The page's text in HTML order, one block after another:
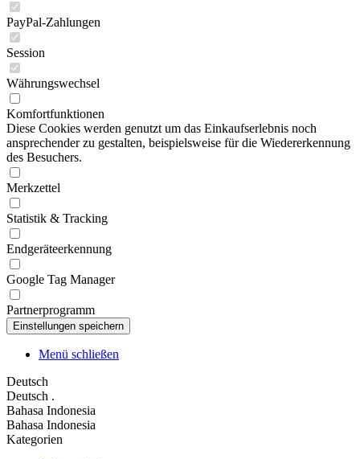
PayPal-Zahlungen
Session
Währungswechsel
Komfortfunktionen
Diese Cookies werden genutzt um das Einkaufserlebnis noch
ansprechender zu gestalten, beispielsweise für die Wiedererkennung
des Besuchers.
Merkzettel
Statistik & Tracking
Endgeräteerkennung
Google Tag Manager
Partnerprogramm
Menü schließen
Deutsch
Deutsch .
Bahasa Indonesia
Bahasa Indonesia
Kategorien